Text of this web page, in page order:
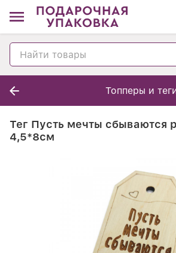
Топперы и
Тег Пусть мечты сбываются
4,5*8см